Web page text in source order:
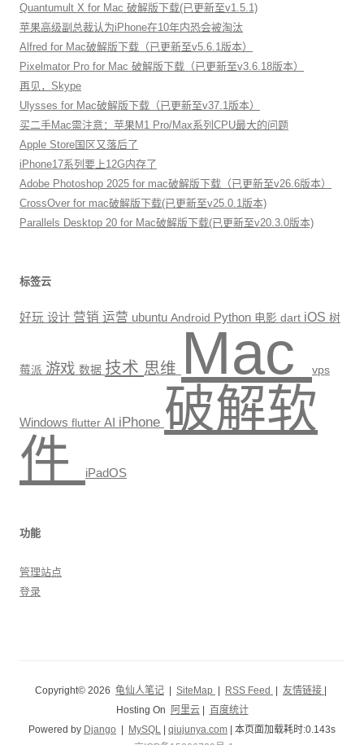
Quantumult X for Mac 破解版下载(已更新至v1.5.1)
苹果高级副总裁认为iPhone在10年内恐会被淘汰
Alfred for Mac破解版下载（已更新至v5.6.1版本）
Pixelmator Pro for Mac 破解版下载（已更新至v3.6.18版本）
再见，Skype
Ulysses for Mac破解版下载（已更新至v37.1版本）
买二手Mac需注意：苹果M1 Pro/Max系列CPU最大的问题
Apple Store国区又落后了
iPhone17系列要上12G内存了
Adobe Photoshop 2025 for mac破解版下载（已更新至v26.6版本）
CrossOver for mac破解版下载(已更新至v25.0.1版本)
Parallels Desktop 20 for Mac破解版下载(已更新至v20.3.0版本)
标签云
好玩 设计 营销 运营 ubuntu Android Python 电影 dart iOS 树
莓派 游戏 数据 技术 思维 Mac vps
Windows flutter AI iPhone 破解软
件
iPadOS
功能
管理站点
登录
Copyright© 2026 龟仙人笔记 SiteMap RSS Feed 友情链接
Hosting On
阿里云|
百度统计
Powered by Django MySQL qiujunya.com | 本页面加载耗时:0.143s